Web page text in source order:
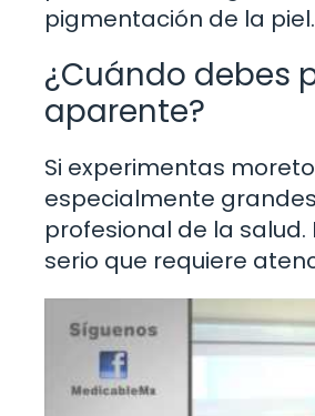
pigmentación de la piel.
¿Cuándo debes
aparente?
Si experimentas
especialmente
profesional de la
serio que requiere